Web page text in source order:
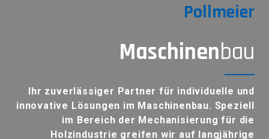
Pollmeier
Maschinenbau
Ihr zuverlässiger Partner für individuelle und
innovative Lösungen im Maschinenbau. Speziell
im Bereich der Mechanisierung für die
Holzindustrie greifen wir auf
langjährige